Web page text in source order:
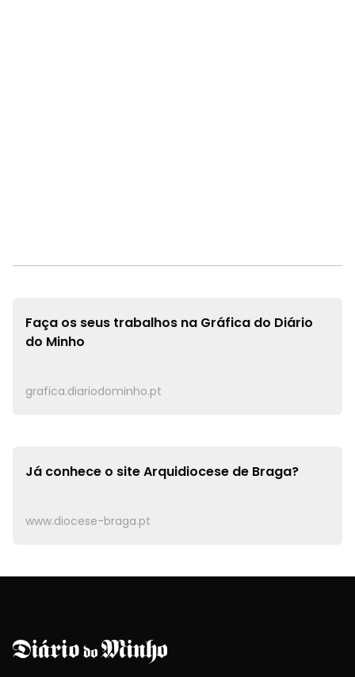
Faça os seus trabalhos na Gráfica do Diário
do Minho
grafica.diariodominho.pt
Já conhece o siteArquidiocese de Braga?
www.diocese-braga.pt